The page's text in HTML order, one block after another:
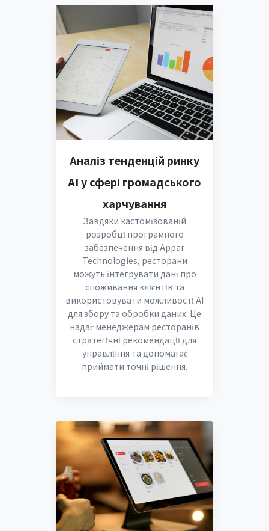
Аналіз тенденцій ринку
AI у сфері громадського
харчування
Завдяки кастомізованій
розробці програмного
забезпечення від Appar
Technologies, ресторани
можуть інтегрувати дані про
споживання клієнтів та
використовувати можливості AI
для збору та обробки даних. Це
надає менеджерам ресторанів
стратегічні рекомендації для
управління та допомагає
приймати точні рішення.